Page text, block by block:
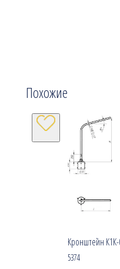
Похожие
Кронштейн К1К-
5374